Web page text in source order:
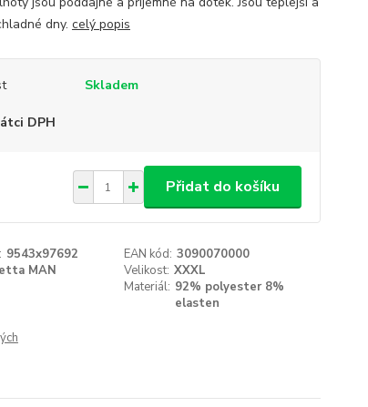
dny. celý popis
Skladem
DPH
Přidat do košíku
9543x97692 EAN kód: 3090070000
MAN Velikost: XXXL
Materiál: 92% polyester 8%
elasten